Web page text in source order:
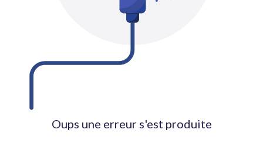
Oups une erreur s'est produite